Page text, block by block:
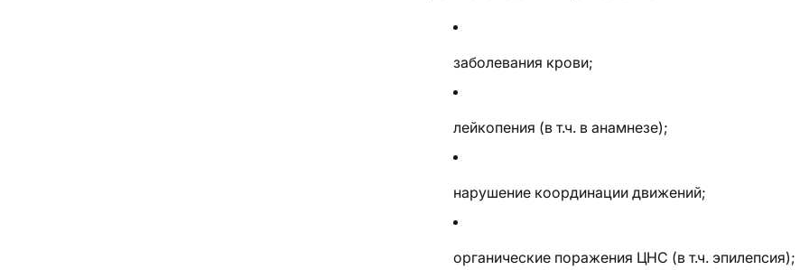
заболевания крови;
лейкопения (в т.ч. в анамнезе);
нарушение координации движений;
органические поражения ЦНС (в т.ч. эпилепсия);